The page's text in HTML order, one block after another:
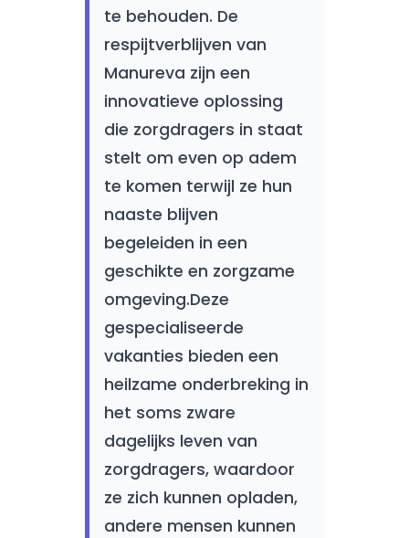
te behouden. De
respijtverblijven van
Manureva zijn een
innovatieve oplossing
die zorgdragers in staat
stelt om even op adem
te komen terwijl ze hun
naaste blijven
begeleiden in een
geschikte en zorgzame
omgeving.Deze
gespecialiseerde
vakanties bieden een
heilzame onderbreking in
het soms zware
dagelijks leven van
zorgdragers, waardoor
ze zich kunnen opladen,
andere mensen kunnen